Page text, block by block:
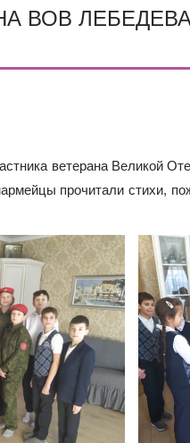
ДОКУМЕНТОВ В 10
ВОВ
ветерана Великой
прочитали стихи,